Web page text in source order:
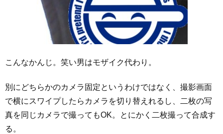
こんなかんじ。笑い男はモザイク代わり。
別にどちらかのカメラ固定というわけではなく、撮影画面
で横にスワイプしたらカメラを切り替えれるし、二枚の写
真を同じカメラで撮ってもOK。とにかく二枚撮って合成す
る。